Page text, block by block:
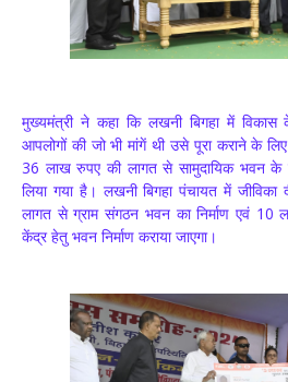
मुख्यमंत्री ने कहा कि लखनी बिगहा में
आपलोगों की जो भी मांगें थी उसे पूरा कराने के
36 लाख रुपए की लागत से सामुदायिक भवन के
लिया गया है। लखनी बिगहा पंचायत में
लागत से ग्राम संगठन भवन का निर्माण एवं
केंद्र हेतु भवन निर्माण कराया जाएगा।